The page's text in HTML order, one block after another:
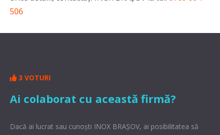
506
3 VOTURI
Ai colaborat cu această firmă?
Dacă ai lucrat sau cunoşti INOX BRAȘOV, ai posibilitatea să